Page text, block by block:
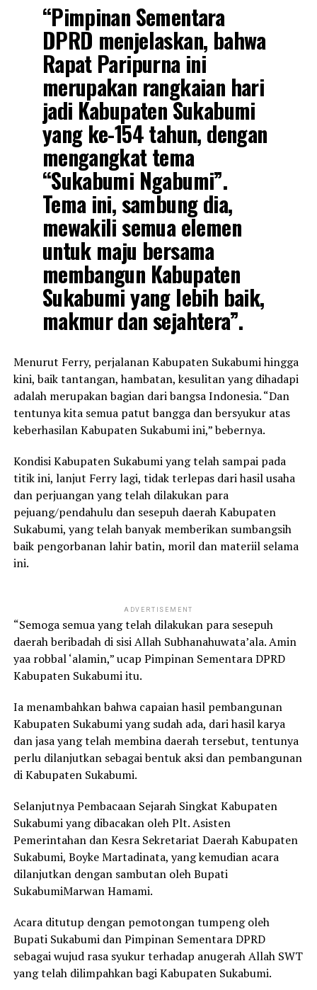
“Pimpinan Sementara
DPRD menjelaskan, bahwa
Rapat Paripurna ini
merupakan rangkaian hari
jadi Kabupaten Sukabumi
yang ke-154 tahun, dengan
mengangkat tema
“Sukabumi Ngabumi”.
Tema ini, sambung dia,
mewakili semua elemen
untuk maju bersama
membangun Kabupaten
Sukabumi yang lebih baik,
makmur dan sejahtera”.
Menurut Ferry, perjalanan Kabupaten Sukabumi hingga
kini, baik tantangan, hambatan, kesulitan yang dihadapi
adalah merupakan bagian dari bangsa Indonesia. “Dan
tentunya kita semua patut bangga dan bersyukur atas
keberhasilan Kabupaten Sukabumi ini,” bebernya.
Kondisi Kabupaten Sukabumi yang telah sampai pada
titik ini, lanjut Ferry lagi, tidak terlepas dari hasil usaha
dan perjuangan yang telah dilakukan para
pejuang/pendahulu dan sesepuh daerah Kabupaten
Sukabumi, yang telah banyak memberikan sumbangsih
baik pengorbanan lahir batin, moril dan materiil selama
ini.
ADVERTISEMENT
“Semoga semua yang telah dilakukan para sesepuh
daerah beribadah di sisi Allah Subhanahuwata’ala. Amin
yaa robbal ‘alamin,” ucap Pimpinan Sementara DPRD
Kabupaten Sukabumi itu.
Ia menambahkan bahwa capaian hasil pembangunan
Kabupaten Sukabumi yang sudah ada, dari hasil karya
dan jasa yang telah membina daerah tersebut, tentunya
perlu dilanjutkan sebagai bentuk aksi dan pembangunan
di Kabupaten Sukabumi.
Selanjutnya Pembacaan Sejarah Singkat Kabupaten
Sukabumi yang dibacakan oleh Plt. Asisten
Pemerintahan dan Kesra Sekretariat Daerah Kabupaten
Sukabumi, Boyke Martadinata, yang kemudian acara
dilanjutkan dengan sambutan oleh Bupati
SukabumiMarwan Hamami.
Acara ditutup dengan pemotongan tumpeng oleh
Bupati Sukabumi dan Pimpinan Sementara DPRD
sebagai wujud rasa syukur terhadap anugerah Allah SWT
yang telah dilimpahkan bagi Kabupaten Sukabumi.